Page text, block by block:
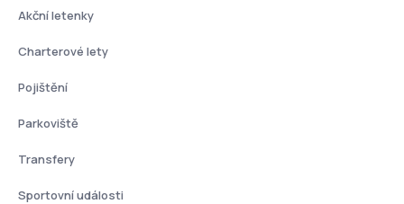
Akční letenky
Charterové lety
Pojištění
Parkoviště
Transfery
Sportovní události